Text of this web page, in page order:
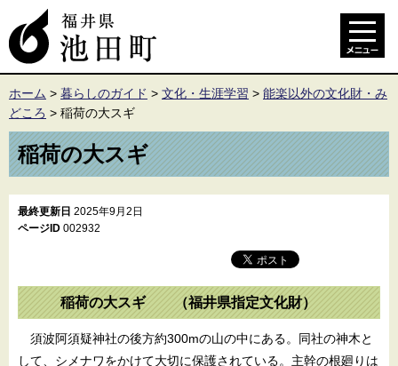
ホーム > 暮らしのガイド > 文化・生涯学習 > 能楽以外の文化財・み
どころ > 稲荷の大スギ
稲荷の大スギ
最終更新日 2025年9月2日
ページID 002932
稲荷の大スギ （福井県指定文化財）
須波阿須疑神社の後方約300mの山の中にある。同社の神木と
して、シメナワをかけて大切に保護されている。主幹の根廻りは